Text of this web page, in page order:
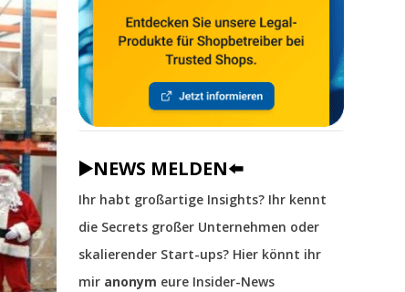
▶️NEWS MELDEN⬅️
Ihr habt großartige Insights? Ihr kennt
die Secrets großer Unternehmen oder
skalierender Start-ups? Hier könnt ihr
mir anonym eure Insider-News